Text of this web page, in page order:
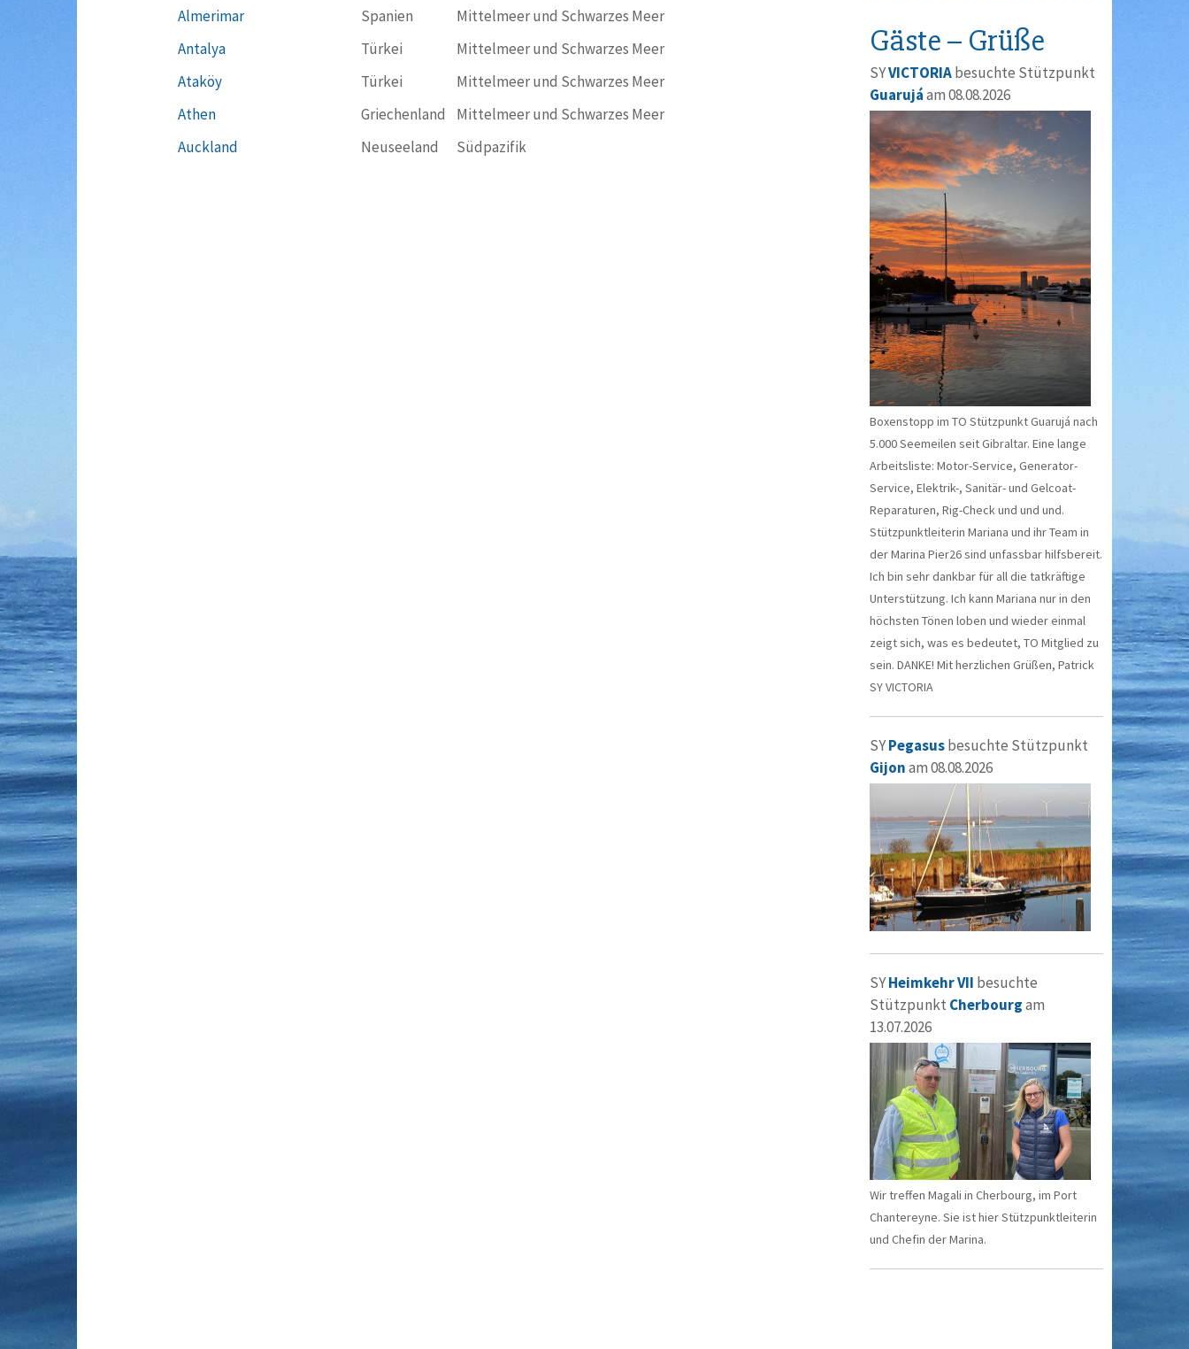
Almerimar
Spanien
Mittelmeer und Schwarzes Meer
Antalya
Türkei
Mittelmeer und Schwarzes Meer
Ataköy
Türkei
Mittelmeer und Schwarzes Meer
Athen
Griechenland
Mittelmeer und Schwarzes Meer
Auckland
Neuseeland Südpazifik
Gäste – Grüße
SYVICTORIAbesuchte Stützpunkt
Guarujáam 08.08.2026
Boxenstopp im TO Stützpunkt Guarujá nach
5.000 Seemeilen seit Gibraltar. Eine lange
Arbeitsliste: Motor-Service, Generator-
Service, Elektrik-, Sanitär- und Gelcoat-
Reparaturen, Rig-Check und und und.
Stützpunktleiterin Mariana und ihr Team in
der Marina Pier26 sind unfassbar hilfsbereit.
Ich bin sehr dankbar für all die tatkräftige
Unterstützung. Ich kann Mariana nur in den
höchsten Tönen loben und wieder einmal
zeigt sich, was es bedeutet, TO Mitglied zu
sein. DANKE! Mit herzlichen Grüßen, Patrick
SY VICTORIA
SYPegasusbesuchte Stützpunkt
Gijonam 08.08.2026
SYHeimkehr VII besuchte
Stützpunkt Cherbourgam
13.07.2026
Wir treffen Magali in Cherbourg, im Port
Chantereyne. Sie ist hier Stützpunktleiterin
und Chefin der Marina.